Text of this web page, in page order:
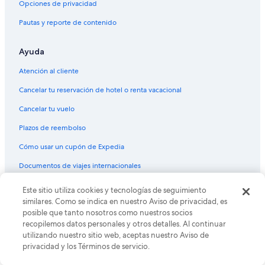
Vuelos de Charlotte (CLT) a Colorado Springs (COS)
Vuelos de Columbus (CMH) a Colorado Springs (COS)
Vuelos de Chihuahua (CUU) a Colorado Springs (COS)
Vuelos de Kansas City (MCI) a Colorado Springs (COS)
Vuelos de Ciudad de México (MEX) a Colorado Springs (COS)
Vuelos de Madison (MSN) a Colorado Springs (COS)
Vuelos de Minneapolis (MSP) a Colorado Springs (COS)
Vuelos de Nueva Orleans (MSY) a Colorado Springs (COS)
Vuelos de Ocala (OCF) a Colorado Springs (COS)
Opciones de privacidad
Pautas y reporte de contenido
Ayuda
Atención al cliente
Cancelar tu reservación de hotel o renta vacacional
Cancelar tu vuelo
Plazos de reembolso
Cómo usar un cupón de Expedia
Documentos de viajes internacionales
© 2026 Expedia, Inc., una empresa de Expedia Group. Todos los
derechos reservados. Expedia y el logo de Expedia son marcas
registradas o marcas comerciales de Expedia, Inc. CST# 2029030-50.
Este sitio utiliza cookies y tecnologías de seguimiento
similares. Como se indica en nuestro Aviso de privacidad, es
posible que tanto nosotros como nuestros socios
recopilemos datos personales y otros detalles. Al continuar
utilizando nuestro sitio web, aceptas nuestro Aviso de
privacidad y los Términos de servicio.